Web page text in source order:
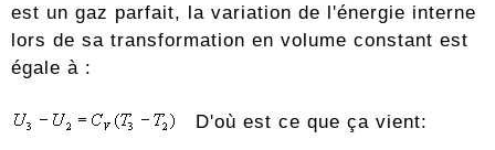
est un gaz parfait, la variation de l'énergie interne
lors de sa transformation en volume constant est
égale à :
D'où est ce que ça vient: